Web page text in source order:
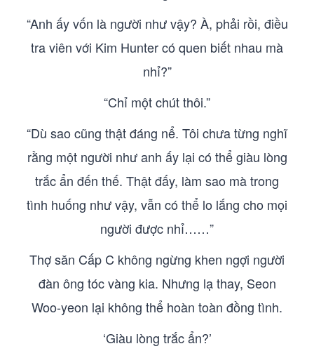
“Anh ấy vốn là người như vậy? À, phải rồi, điều
tra viên với Kim Hunter có quen biết nhau mà
nhỉ?”
“Chỉ một chút thôi.”
“Dù sao cũng thật đáng nể. Tôi chưa từng nghĩ
rằng một người như anh ấy lại có thể giàu lòng
trắc ẩn đến thế. Thật đấy, làm sao mà trong
tình huống như vậy, vẫn có thể lo lắng cho mọi
người được nhỉ……”
Thợ săn Cấp C không ngừng khen ngợi người
đàn ông tóc vàng kia. Nhưng lạ thay, Seon
Woo-yeon lại không thể hoàn toàn đồng tình.
‘Giàu lòng trắc ẩn?’